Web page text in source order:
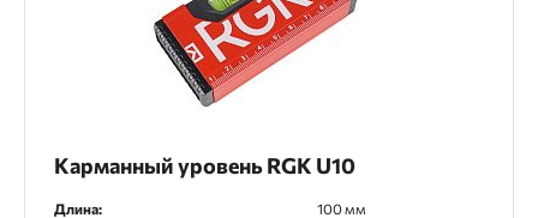
Карманный уровень RGK U10
Длина:
100 мм